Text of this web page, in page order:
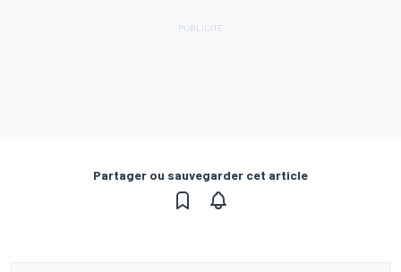
Partager ou sauvegarder cet article